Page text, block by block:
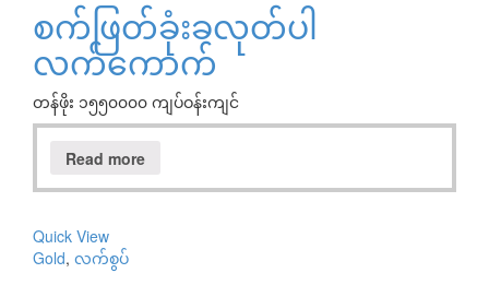
စက်ဖြတ်ခုံးခလုတ်ပါ
လက်ကောက်
တန်ဖိုး ၁၅၅၀၀၀၀ ကျပ်ဝန်းကျင်
Read more
Quick View
Gold, လက်စွပ်